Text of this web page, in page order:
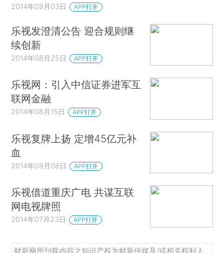
2014年09月03日 APP打开
乐视发澄清公告 迎合规则继
续创新
2014年08月25日 APP打开
乐视网：引入中信证券进军互
联网金融
2014年08月15日 APP打开
乐视复牌上扬 定增45亿元补
血
2014年08月08日 APP打开
乐视借道重庆广电 共谋互联
网电视牌照
2014年07月23日 APP打开
财新网所刊载内容之知识产权为财新传媒及/或相关权利人